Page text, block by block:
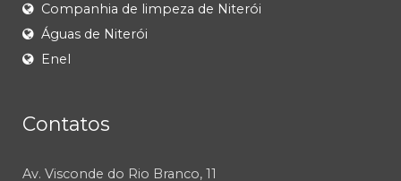
Companhia de limpeza de Niterói
Águas de Niterói
Enel
Contatos
Av. Visconde do Rio Branco, 11